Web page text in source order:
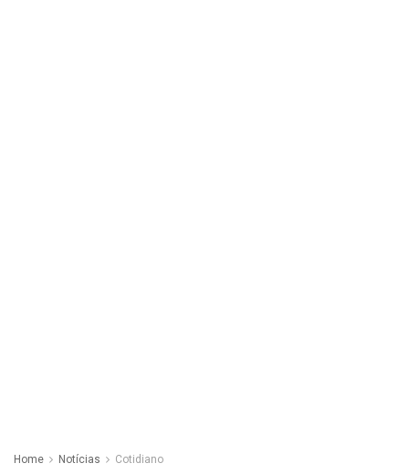
Home Notícias Cotidiano